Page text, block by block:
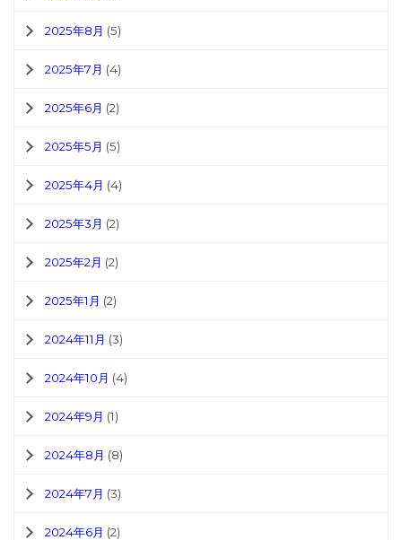
2025年8月 (5)
2025年7月 (4)
2025年6月 (2)
2025年5月 (5)
2025年4月 (4)
2025年3月 (2)
2025年2月 (2)
2025年1月 (2)
2024年11月 (3)
2024年10月 (4)
2024年9月 (1)
2024年8月 (8)
2024年7月 (3)
2024年6月 (2)